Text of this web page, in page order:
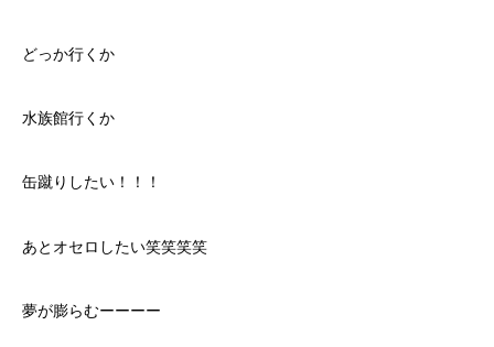
どっか行くか
水族館行くか
缶蹴りしたい！！！
あとオセロしたい笑笑笑笑
夢が膨らむーーーー